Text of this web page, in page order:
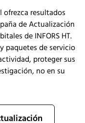
resultados
de Actualización
de INFORS HT.
paquetes de servicio
proteger sus
no en su